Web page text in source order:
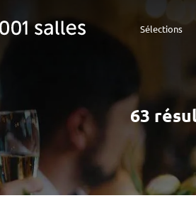
Sélections
63